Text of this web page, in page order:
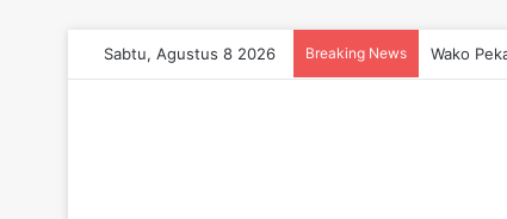
Sabtu, Agustus 8 2026 Breaking News Wako